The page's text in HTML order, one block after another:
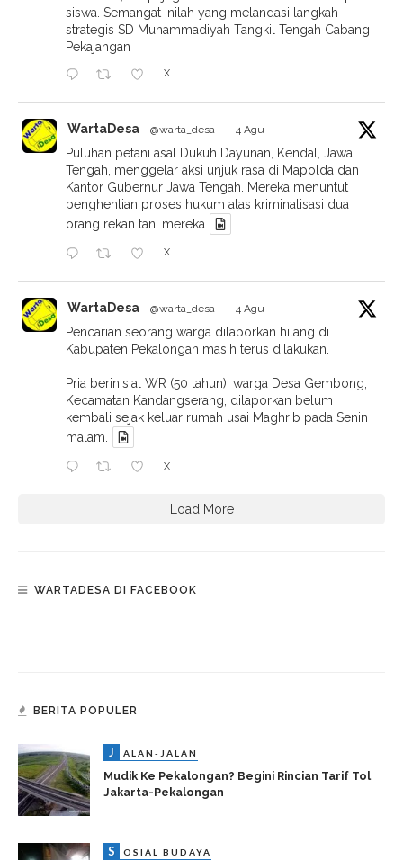
siswa. Semangat inilah yang melandasi langkah
strategis SD Muhammadiyah Tangkil Tengah Cabang
Pekajangan
X
WartaDesa @warta_desa · 4 Agu
Puluhan petani asal Dukuh Dayunan, Kendal, Jawa
Tengah, menggelar aksi unjuk rasa di Mapolda dan
Kantor Gubernur Jawa Tengah. Mereka menuntut
penghentian proses hukum atas kriminalisasi dua
orang rekan tani mereka
X
WartaDesa @warta_desa · 4 Agu
Pencarian seorang warga dilaporkan hilang di
Kabupaten Pekalongan masih terus dilakukan.
Pria berinisial WR (50 tahun), warga Desa Gembong,
Kecamatan Kandangserang, dilaporkan belum
kembali sejak keluar rumah usai Maghrib pada Senin
malam.
X
Load More
WARTADESA DI FACEBOOK
BERITA POPULER
J ALAN-JALAN
Mudik Ke Pekalongan? Begini Rincian Tarif Tol
Jakarta-Pekalongan
S OSIAL BUDAYA